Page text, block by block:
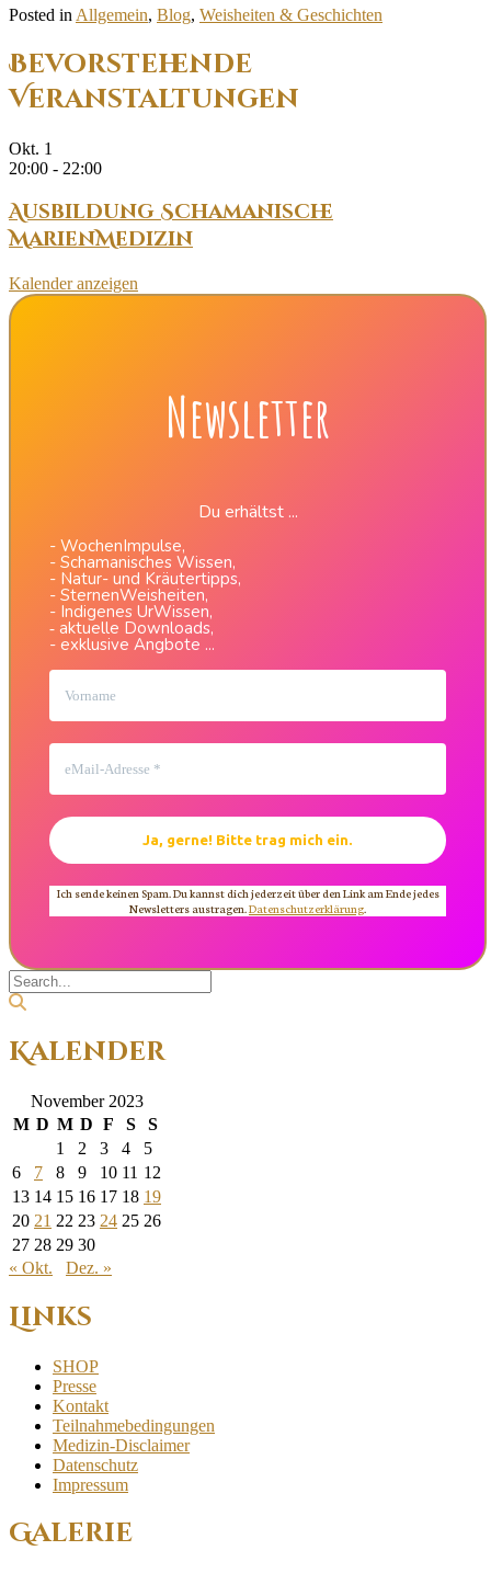
Posted in Allgemein, Blog, Weisheiten & Geschichten
Bevorstehende
Veranstaltungen
Okt. 1
20:00 - 22:00
Ausbildung Schamanische
MarienMedizin
Kalender anzeigen
Newsletter
Du erhältst ...
- WochenImpulse,
- Schamanisches Wissen,
- Natur- und Kräutertipps,
- SternenWeisheiten,
- Indigenes UrWissen,
- aktuelle Downloads,
- exklusive Angbote ...
Ich sende keinen Spam. Du kannst dich jederzeit über den Link am Ende jedes
Newsletters austragen.Datenschutzerklärung.
Kalender
November 2023
M D M D F S
S
1
2 3 4
5
6
7 8 9 10 11 12
13 14 15 16 17 18 19
20 21 22 23 24 25 26
27 28 29 30
« Okt.
Dez. »
Links
SHOP
Presse
Kontakt
Teilnahmebedingungen
Medizin-Disclaimer
Datenschutz
Impressum
Galerie